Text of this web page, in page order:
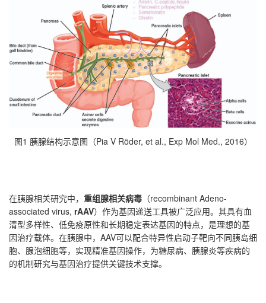
图1 胰腺结构示意图（Pia V Röder, et al., Exp Mol Med., 2016）
在胰腺相关研究中， 重组腺相关病毒 （recombinant Adeno-
associated virus, rAAV）作为基因递送工具被广泛应用。其具有血
清型多样性、低免疫原性和长期稳定表达基因的特点，是理想的基
因治疗载体。在胰腺中，AAV可以配合特异性启动子靶向不同胰岛细
胞、腺泡细胞等，实现精准基因操作，为糖尿病、胰腺炎等疾病的
的机制研究与基因治疗提供关键技术支撑。